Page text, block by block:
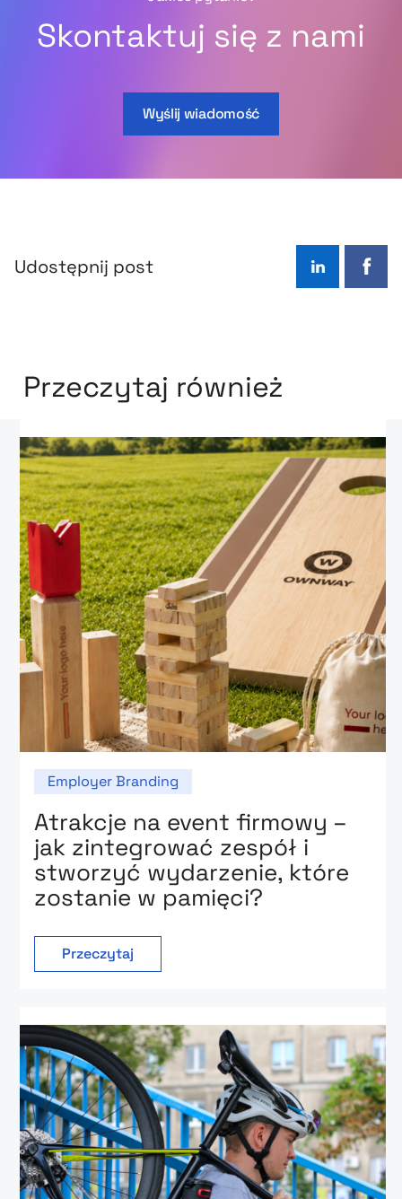
Skontaktuj się z nami
Wyślij wiadomość
Udostępnij post LinkedIn
Przeczytaj również
Employer Branding
Atrakcje na event firmowy –
jak zintegrować zespół i
stworzyć wydarzenie, które
zostanie w pamięci?
Przeczytaj